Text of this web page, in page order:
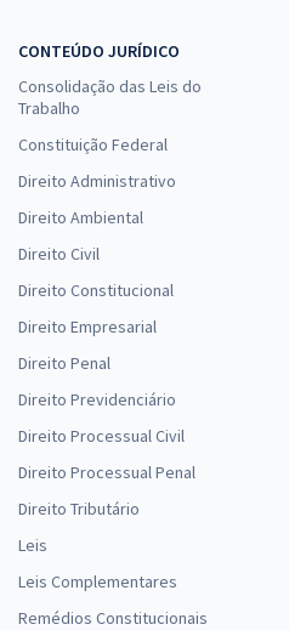
CONTEÚDO JURÍDICO
Consolidação das Leis do
Trabalho
Constituição Federal
Direito Administrativo
Direito Ambiental
Direito Civil
Direito Constitucional
Direito Empresarial
Direito Penal
Direito Previdenciário
Direito Processual Civil
Direito Processual Penal
Direito Tributário
Leis
Leis Complementares
Remédios Constitucionais